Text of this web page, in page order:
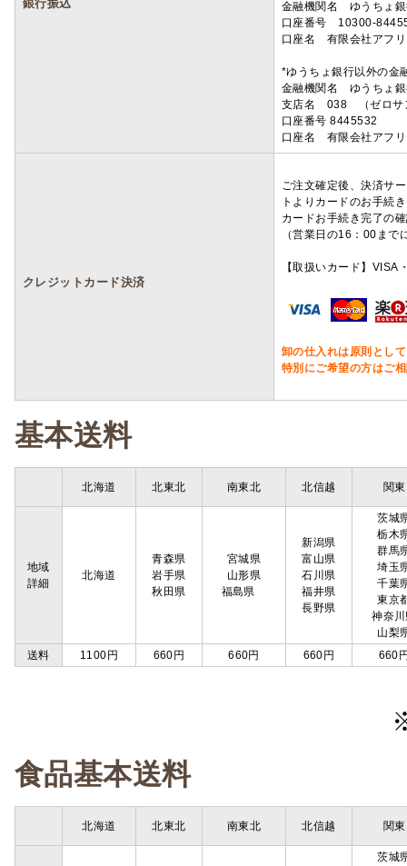
銀行振込
金融機関名 ゆうちょ
口座番号 10300-
口座名 有限会社アフ
*ゆうちょ銀行以外の金
金融機関名 ゆうちょ
支店名 038 （ゼロサ
口座番号 8445532
口座名 有限会社アフ
クレジットカード決済
ご注文確定後、決済サ
トよりカードのお手続
カードお手続き完了の
（営業日の16：00ま
【取扱いカード】
卸の仕入れは原則とし
特別にご希望の方はご
基本送料
北海道 北東北 南東北 北信越 関東
地域
詳細
北海道
青森県
岩手県
秋田県
宮城県
山形県
福島県
新潟県
富山県
石川県
福井県
長野県
茨城
栃木
群馬
埼玉
千葉
東京
神奈
山梨
送料
1100円 660円 660円 660円 660
食品基本送料
北海道 北東北 南東北 北信越 関東
茨城